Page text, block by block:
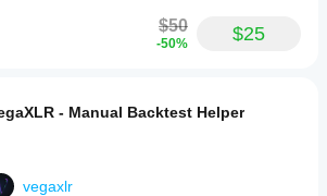
$50
-50% $25
- Manual Backtest Helper
vegaxlr